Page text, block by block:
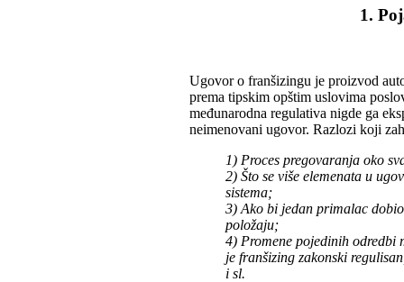
1.
Ugovor o franšizingu je proizvod
prema tipskim opštim uslovima
međunarodna regulativa nigde ga
neimenovani ugovor. Razlozi koji
1) Proces pregovaranja oko
2) Što se više elemenata u
sistema;
3) Ako bi jedan primalac
položaju;
4) Promene pojedinih odredbi
je franšizing zakonski
i sl.